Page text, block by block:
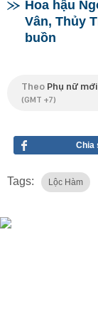
Hoa hậu
Vân, Thủy
buồn
Theo Phụ nữ mới
(GMT +7)
Chia
Tags: Lộc Hàm